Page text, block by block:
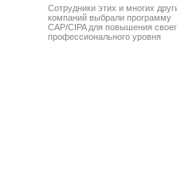
Сотрудники этих и многих
компаний выбрали программу
CAP/CIPA для повышения
профессионального уровня